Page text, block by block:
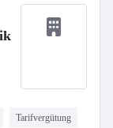
Tarifvergütung